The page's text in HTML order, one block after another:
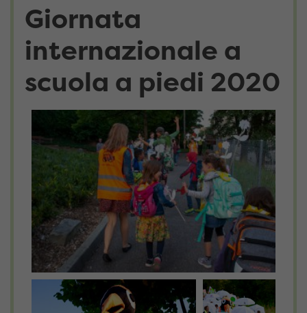
Giornata
internazionale a
scuola a piedi 2020